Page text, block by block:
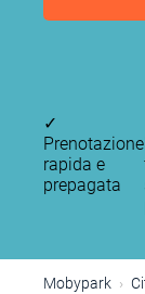
✓
Prenotazione
rapida e
prepagata
Mobypark